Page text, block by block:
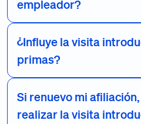
empleador?
¿Influye la visita
primas?
Si renuevo mi
realizar la visita